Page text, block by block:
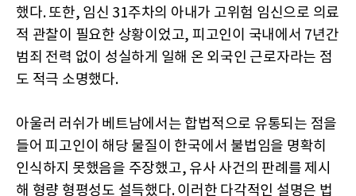
했다. 또한, 임신 31주차의 아내가 고위험 임신으로 의료
적 관찰이 필요한 상황이었고, 피고인이 국내에서 7년간
범죄 전력 없이 성실하게 일해 온 외국인 근로자라는 점
도 적극 소명했다.
아울러 러쉬가 베트남에서는 합법적으로 유통되는 점을
들어 피고인이 해당 물질이 한국에서 불법임을 명확히
인식하지 못했음을 주장했고, 유사 사건의 판례를 제시
해 형량 형평성도 설득했다. 이러한 다각적인 설명은 법